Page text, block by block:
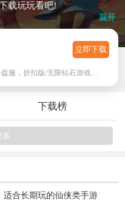
载玩玩看吧!
展开
聚合全网BT/GM无限元宝公益服，折扣版/无限钻石游戏下载
立即下载
下载榜
多
适合长期玩的仙侠类手游